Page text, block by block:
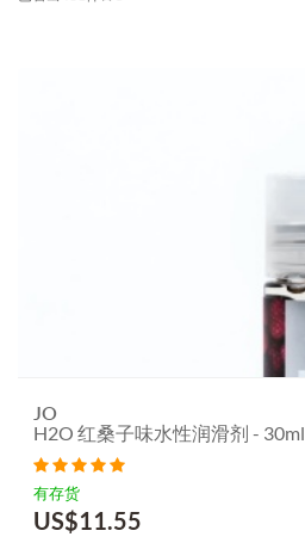
JO
H2O 红桑子味水性润滑剂 - 30ml
有存货
US$11.55